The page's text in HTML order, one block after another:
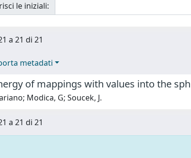
le iniziali:
a 21 di 21
metadati
of mappings with values into the
Modica, G; Soucek, J.
a 21 di 21